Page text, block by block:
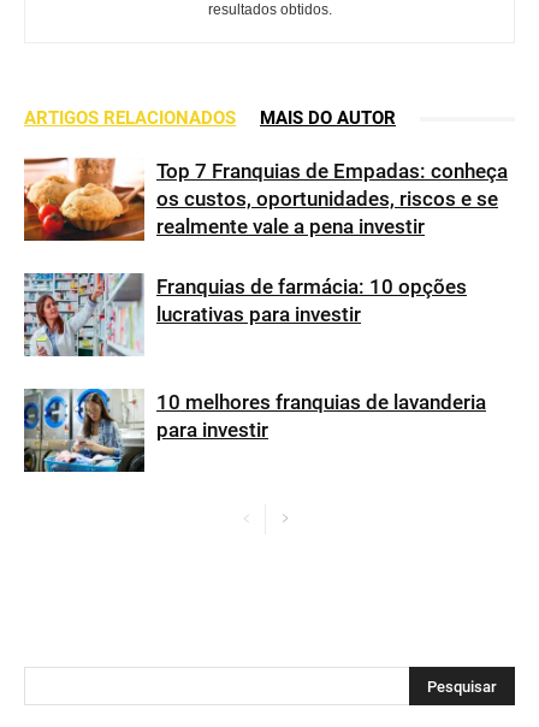
resultados obtidos.
ARTIGOS RELACIONADOS MAIS DO AUTOR
Top 7 Franquias de Empadas: conheça
os custos, oportunidades, riscos e se
realmente vale a pena investir
Franquias de farmácia: 10 opções
lucrativas para investir
10 melhores franquias de lavanderia
para investir